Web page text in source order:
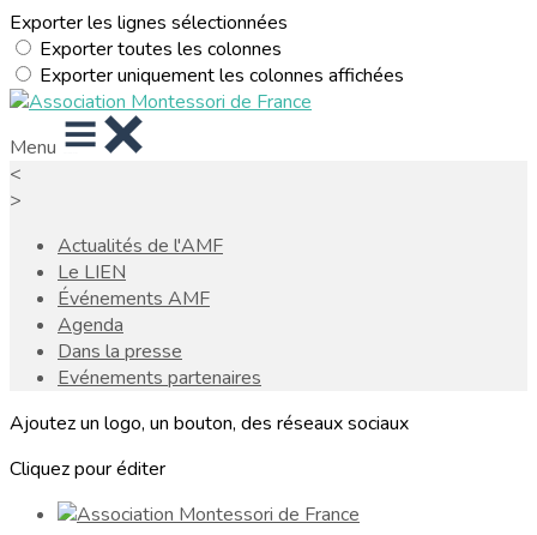
Exporter les lignes sélectionnées
Exporter toutes les colonnes
Exporter uniquement les colonnes affichées
Menu
<
>
Actualités de l'AMF
Le LIEN
Événements AMF
Agenda
Dans la presse
Evénements partenaires
Ajoutez un logo, un bouton, des réseaux sociaux
Cliquez pour éditer